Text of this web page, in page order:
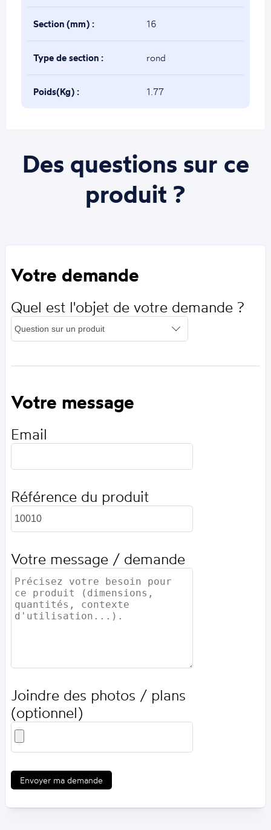
Section (mm) : 16
Type de section : rond
Poids(Kg) : 1.77
Des questions sur ce
produit ?
Votre demande
Quel est l'objet de votre demande ?
Votre message
Email
Référence du produit
Votre message / demande
Joindre des photos / plans
(optionnel)
Envoyer ma demande